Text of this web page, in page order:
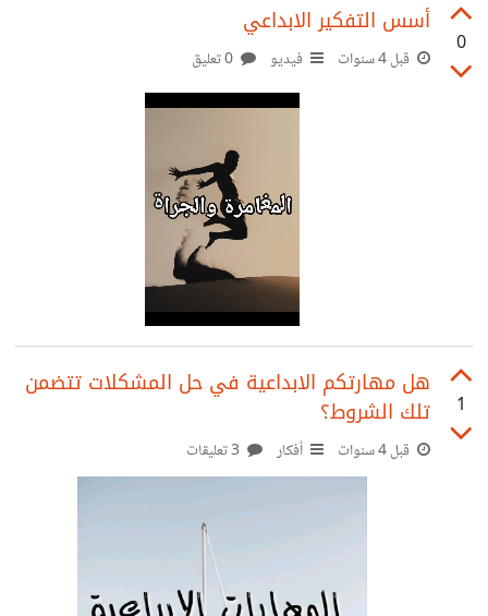
0
أسس التفكير الابداعي
قبل 4 سنوات فيديو
1
هل مهارتكم الابداعية في حل المشكلات تتضمن
تلك الشروط؟
قبل 4 سنوات أفكار